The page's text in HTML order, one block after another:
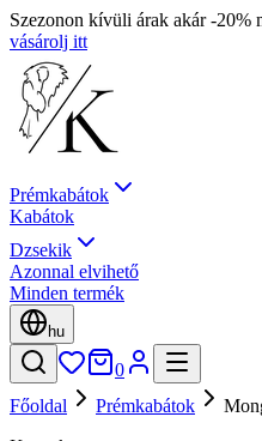
Szezonon kívüli árak akár -20%
vásárolj itt
Prémkabátok
Kabátok
Dzsekik
Azonnal elvihető
Minden termék
hu
0
Főoldal
Prémkabátok